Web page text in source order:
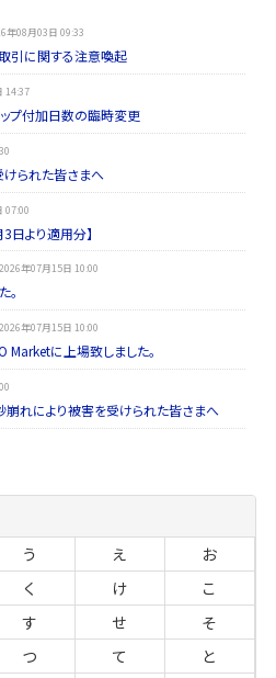
年08月03日 09:33
引に関する注意喚起
14:37
プ付加日数の臨時変更
られた皆さまへ
07:00
日より適用分】
2026年07月15日 10:00
。
2026年07月15日 10:00
に上場致しました。
れにより被害を受けられた皆さまへ
う え
お
く け
こ
す せ
そ
つ て
と